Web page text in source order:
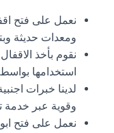
نعمل على فتح
ومعدات حديثة
نقوم بأخذ
استخدامها
لدينا خبرات
وقوية عبر خدمة
نعمل على فتح